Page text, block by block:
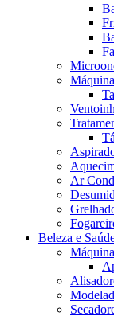
Ar
Beleza e